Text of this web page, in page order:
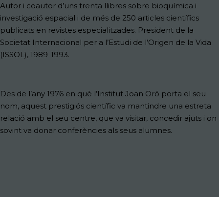
Autor i coautor d’uns trenta llibres sobre bioquímica i
investigació espacial i de més de 250 articles científics
publicats en revistes especialitzades. President de la
Societat Internacional per a l’Estudi de l’Origen de la Vida
(ISSOL), 1989-1993.
Des de l’any 1976 en què l’Institut Joan Oró porta el seu
nom, aquest prestigiós científic va mantindre una estreta
relació amb el seu centre, que va visitar, concedir ajuts i on
sovint va donar conferències als seus alumnes.